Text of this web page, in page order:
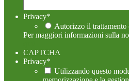
Privacy*
Autorizzo il trattamento
Per maggiori informazioni sulla
CAPTCHA
Privacy*
Utilizzando questo